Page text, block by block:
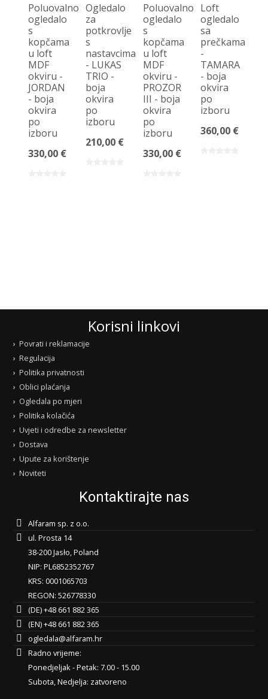
Poluovalno
ogledalo
s
kopčama
u loft
MDF
okviru -
JORDAN
- boja
okvira
po
izboru
330,00 €
Ogledalo
za
potkrovlje
s
nastavcima
- LUKAS
TRIO -
boja
okvira
po
izboru
210,00 €
Poluovalno
ogledalo
s
kopčama
u loft
MDF
okviru -
PROZOR
III - boja
okvira
po
izboru
330,00 €
Loft
ogledalo
sa
prečkama
-
TAMARA
- boja
okvira
po
izboru
360,00 €
Korisni linkovi
Povrati i reklamacije
Regulacija
Politika privatnosti
Oblici plaćanja
Ogledala po mjeri
Politika kolačića
Uvjeti i odredbe za newsletter
Dostava
Upute za korištenje
Noviteti
Kontaktirajte nas
Alfaram sp. z o.o.
ul. Prosta 14
38-200 Jasło, Poland
NIP: PL6852352767
KRS: 0001065703
REGON: 526778330
(DE) +48 661 882 365
(EN) +48 661 882 365
ogledala@alfaram.hr
Radno vrijeme:
Ponedjeljak - Petak: 7.00 - 15.00
Subota, Nedjelja: zatvoreno